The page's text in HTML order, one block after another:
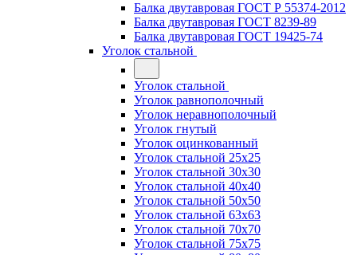
Балка двутавровая ГОСТ Р 55374-2012
Балка двутавровая ГОСТ 8239-89
Балка двутавровая ГОСТ 19425-74
Уголок стальной
Уголок стальной
Уголок равнополочный
Уголок неравнополочный
Уголок гнутый
Уголок оцинкованный
Уголок стальной 25х25
Уголок стальной 30х30
Уголок стальной 40х40
Уголок стальной 50х50
Уголок стальной 63х63
Уголок стальной 70х70
Уголок стальной 75х75